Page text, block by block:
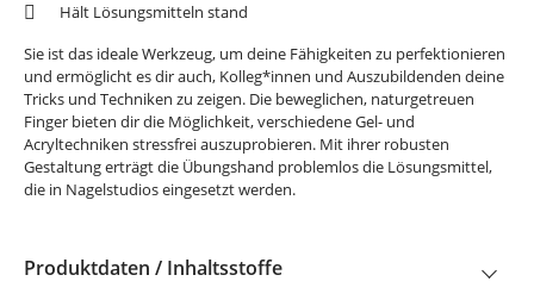
Hält Lösungsmitteln stand
Sie ist das ideale Werkzeug, um deine Fähigkeiten zu perfektionieren
und ermöglicht es dir auch, Kolleg*innen und Auszubildenden deine
Tricks und Techniken zu zeigen. Die beweglichen, naturgetreuen
Finger bieten dir die Möglichkeit, verschiedene Gel- und
Acryltechniken stressfrei auszuprobieren. Mit ihrer robusten
Gestaltung erträgt die Übungshand problemlos die Lösungsmittel,
die in Nagelstudios eingesetzt werden.
Produktdaten / Inhaltsstoffe